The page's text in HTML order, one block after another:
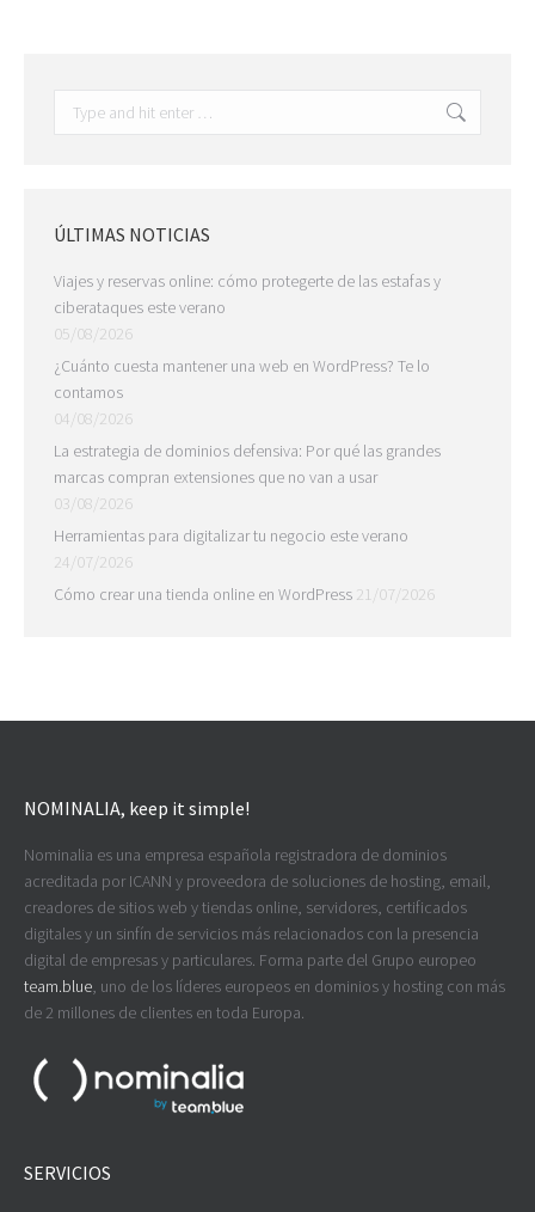
ÚLTIMAS NOTICIAS
Viajes y reservas online: cómo protegerte de las estafas y
ciberataques este verano
05/08/2026
¿Cuánto cuesta mantener una web en WordPress? Te lo
contamos
04/08/2026
La estrategia de dominios defensiva: Por qué las grandes
marcas compran extensiones que no van a usar
03/08/2026
Herramientas para digitalizar tu negocio este verano
24/07/2026
Cómo crear una tienda online en WordPress 21/07/2026
NOMINALIA, keep it simple!
Nominalia es una empresa española registradora de dominios
acreditada por ICANN y proveedora de soluciones de hosting, email,
creadores de sitios web y tiendas online, servidores, certificados
digitales y un sinfín de servicios más relacionados con la presencia
digital de empresas y particulares. Forma parte del Grupo europeo
team.blue, uno de los líderes europeos en dominios y hosting con más
de 2 millones de clientes en toda Europa.
SERVICIOS